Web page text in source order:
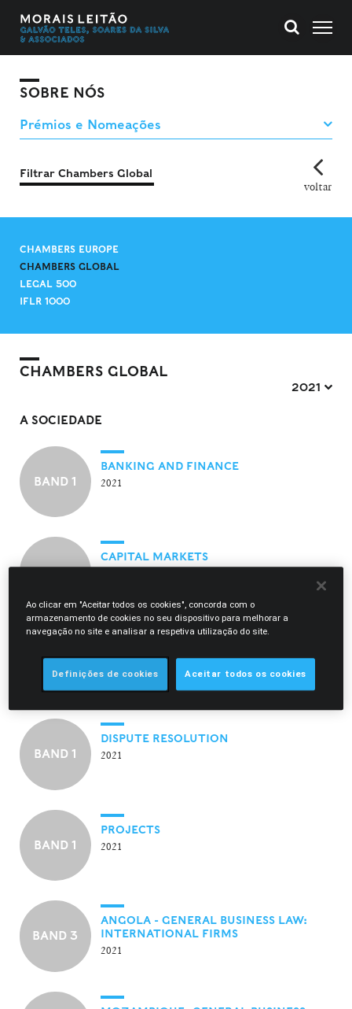
SOBRE NÓS
Filtrar Chambers Global
voltar
CHAMBERS EUROPE
CHAMBERS GLOBAL
LEGAL 500
IFLR 1000
CHAMBERS GLOBAL
2021
A SOCIEDADE
BAND 1
BANKING AND FINANCE
2021
CAPITAL MARKETS
BAND 1
BAND 1
DISPUTE RESOLUTION
2021
BAND 1
PROJECTS
2021
BAND 3
ANGOLA - GENERAL BUSINESS LAW:
INTERNATIONAL FIRMS
2021
Ao clicar em "Aceitar todos os cookies", concorda com o
armazenamento de cookies no seu dispositivo para melhorar a
navegação no site e analisar a respetiva utilização do site.
Definições de cookies Aceitar todos os cookies